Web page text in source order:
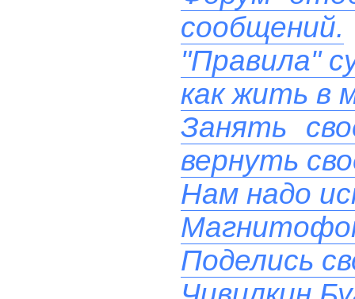
сообщений.
"Правила"
как жить в
Занять
вернуть
Нам надо
Поделись